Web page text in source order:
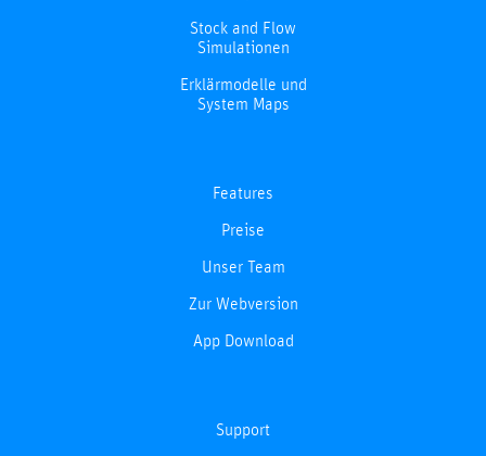
Stock and Flow
Simulationen
Erklärmodelle und
System Maps
Features
Preise
Unser Team
Zur Webversion
App Download
Support